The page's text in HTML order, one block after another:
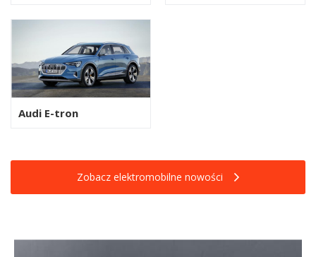
Audi E-tron
Zobacz elektromobilne nowości